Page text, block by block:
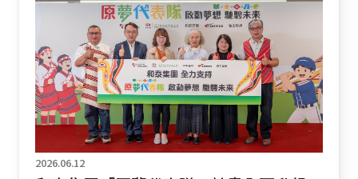
六代 RAV4 PHEV 具備「長程油電，短程純電」的
先進科技，純電續航里程可達 135 公里註3，並全
面支援 CCS1 快速充電；動力上可爆發出329 匹最
大綜效馬力註4，零百加速僅需 5.7 秒註5，並配備
E-Four 電子式四輪傳動系統，完美演繹極致性能。
內裝則配備充滿科技感的線傳式排檔，以全方位頂
級規格再度顛覆台灣休旅市場格局。 極致性能：
第六代PHEV爆發329匹馬力註4，E-Four四輪驅動
隨心駕馭 全新 RAV4 PHEV 在高效引擎、電動
2026.06.12